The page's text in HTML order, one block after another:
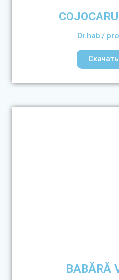
Dr.hab./
Скачать
BABĂRĂ